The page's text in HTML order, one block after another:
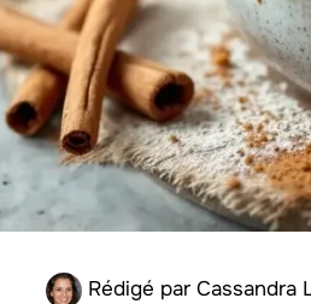
Rédigé par Cassandra